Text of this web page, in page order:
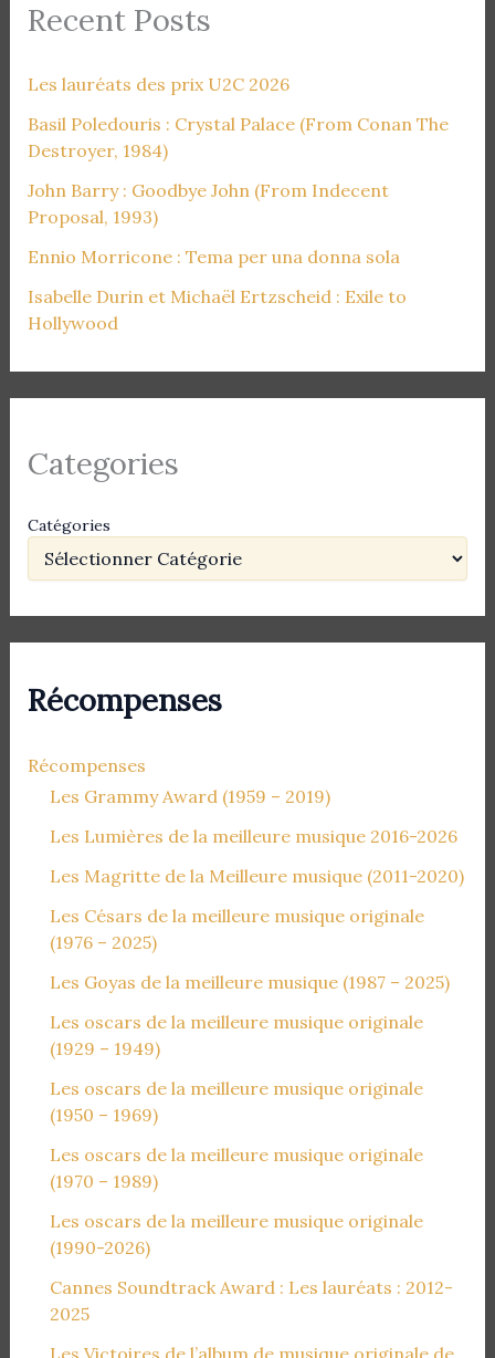
Recent Posts
Les lauréats des prix U2C 2026
Basil Poledouris : Crystal Palace (From Conan The
Destroyer, 1984)
John Barry : Goodbye John (From Indecent
Proposal, 1993)
Ennio Morricone : Tema per una donna sola
Isabelle Durin et Michaël Ertzscheid : Exile to
Hollywood
Categories
Catégories
Récompenses
Récompenses
Les Grammy Award (1959 – 2019)
Les Lumières de la meilleure musique 2016-2026
Les Magritte de la Meilleure musique (2011-2020)
Les Césars de la meilleure musique originale
(1976 – 2025)
Les Goyas de la meilleure musique (1987 – 2025)
Les oscars de la meilleure musique originale
(1929 – 1949)
Les oscars de la meilleure musique originale
(1950 – 1969)
Les oscars de la meilleure musique originale
(1970 – 1989)
Les oscars de la meilleure musique originale
(1990-2026)
Cannes Soundtrack Award : Les lauréats : 2012-
2025